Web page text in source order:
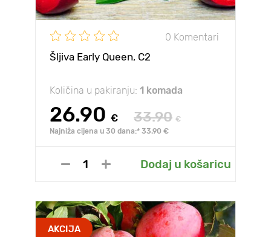
0 Komentari
Šljiva Early Queen, C2
Količina u pakiranju: 1 komada
26.90 € 33.90 €
Najniža cijena u 30 dana:* 33.90 €
Dodaj u košaricu
AKCIJA